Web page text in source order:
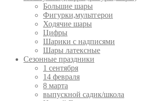
Большие шары
Фигурки,мультгерои
Ходячие шары
Цифры
Шарики с надписями
Шары латексные
Сезонные праздники
1 сентября
14 февраля
8 марта
выпускной садик/школа